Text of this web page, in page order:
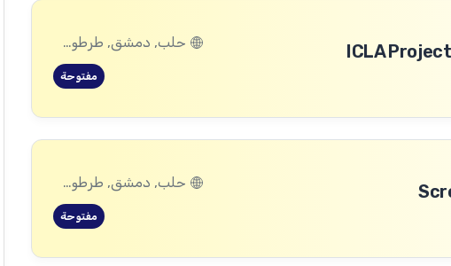
ICLA حلب, دمشق, طرطوس, ريف دمشق, ديرالزور, درعا, السويداء, إدلب, القنيطرة, اللاذقية, الرقة, حمص, الحسكة, حماة
مفتوحة
حلب, دمشق, طرطوس, ريف دمشق, ديرالزور, درعا, السويداء, إدلب, القنيطرة, اللاذقية, الرقة, حمص, الحسكة, حماة
مفتوحة